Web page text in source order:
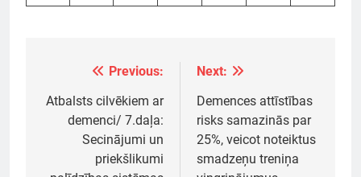
izvēlne
Previous:
Atbalsts cilvēkiem ar
demenci/ 7.daļa:
Secinājumi un
priekšlikumi
Next:
Demences attīstības
risks samazinās par
25%, veicot noteiktus
smadzeņu treniņa